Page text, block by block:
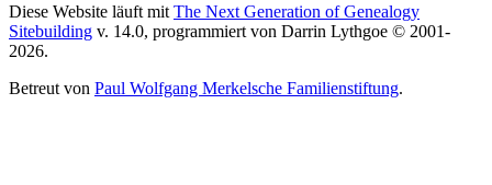
Diese Website läuft mit The Next Generation of Genealogy
Sitebuilding v. 14.0, programmiert von Darrin Lythgoe © 2001-
2026.
Betreut von Paul Wolfgang Merkelsche Familienstiftung.